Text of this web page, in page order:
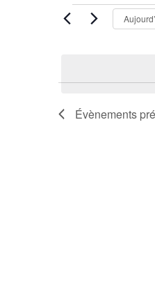
Évènements